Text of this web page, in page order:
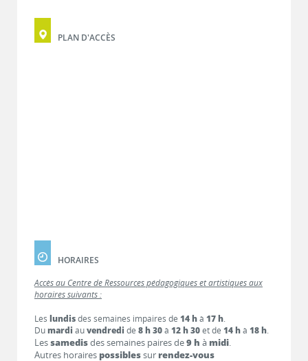
PLAN D'ACCÈS
HORAIRES
Accès au Centre de Ressources pédagogiques et artistiques aux
horaires suivants :
Les lundisdes semaines impaires de 14 hà 17 h.
Dumardi auvendredi de 8 h 30à 12 h 30et de 14 hà 18 h.
Lessamedisdes semaines paires de9 h à midi.
Autres horaires possiblessur rendez-vous